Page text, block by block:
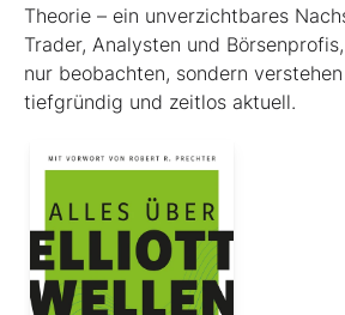
Theorie – ein unverzichtbares
Trader, Analysten und
nur beobachten, sondern
tiefgründig und zeitlos aktuell.